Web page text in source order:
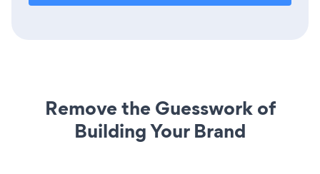
Remove the Guesswork of
Building Your Brand